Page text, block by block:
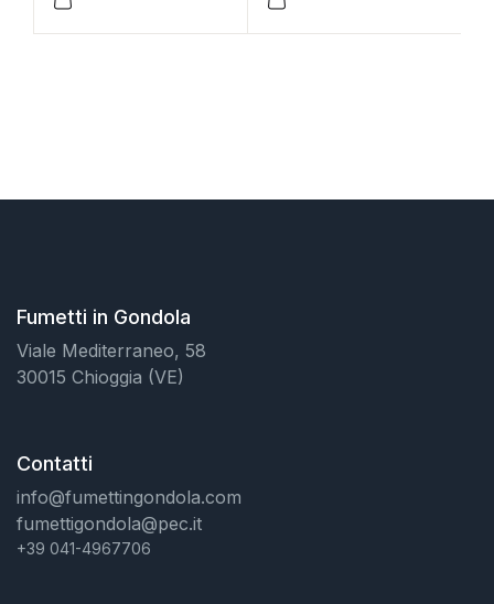
Fumetti in Gondola
Viale Mediterraneo, 58
30015 Chioggia (VE)
Contatti
info@fumettingondola.com
fumettigondola@pec.it
+39 041-4967706